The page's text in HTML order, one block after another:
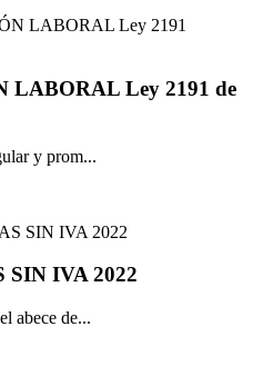
LABORAL Ley 2191 de
y prom...
SIN IVA 2022
abece de...